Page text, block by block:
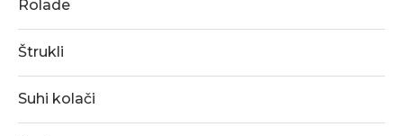
Rolade
Štrukli
Suhi kolači